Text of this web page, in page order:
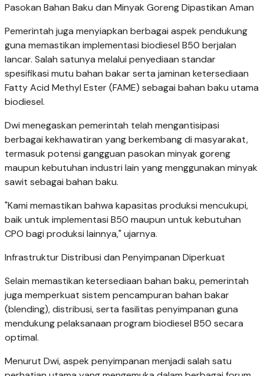
Pasokan Bahan Baku dan Minyak Goreng Dipastikan Aman
Pemerintah juga menyiapkan berbagai aspek pendukung
guna memastikan implementasi biodiesel B50 berjalan
lancar. Salah satunya melalui penyediaan standar
spesifikasi mutu bahan bakar serta jaminan ketersediaan
Fatty Acid Methyl Ester (FAME) sebagai bahan baku utama
biodiesel.
Dwi menegaskan pemerintah telah mengantisipasi
berbagai kekhawatiran yang berkembang di masyarakat,
termasuk potensi gangguan pasokan minyak goreng
maupun kebutuhan industri lain yang menggunakan minyak
sawit sebagai bahan baku.
"Kami memastikan bahwa kapasitas produksi mencukupi,
baik untuk implementasi B50 maupun untuk kebutuhan
CPO bagi produksi lainnya," ujarnya.
Infrastruktur Distribusi dan Penyimpanan Diperkuat
Selain memastikan ketersediaan bahan baku, pemerintah
juga memperkuat sistem pencampuran bahan bakar
(blending), distribusi, serta fasilitas penyimpanan guna
mendukung pelaksanaan program biodiesel B50 secara
optimal.
Menurut Dwi, aspek penyimpanan menjadi salah satu